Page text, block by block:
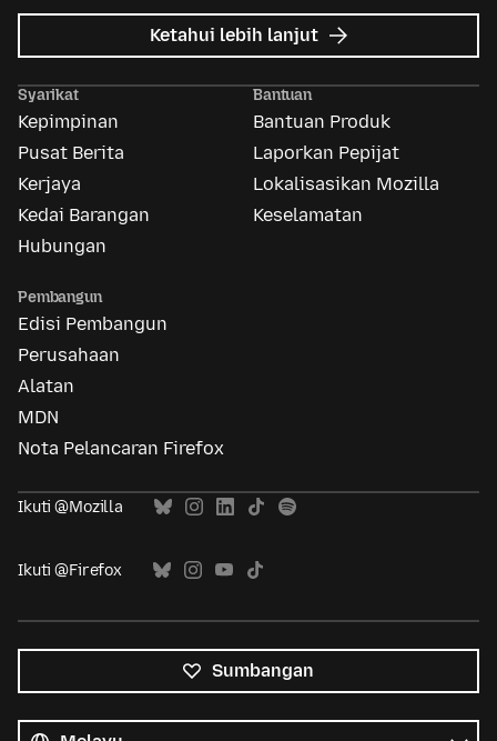
Ketahui lebih lanjut tentang
Iklan
Syarikat
Kepimpinan
Pusat Berita
Kerjaya
Kedai Barangan
Hubungan
Bantuan
Bantuan Produk
Laporkan Pepijat
Lokalisasikan Mozilla
Keselamatan
Pembangun
Edisi Pembangun
Perusahaan
Alatan
MDN
Nota Pelancaran Firefox
Ikuti @Mozilla
Ikuti @Firefox
Sumbangan
bahasa
Bahasa